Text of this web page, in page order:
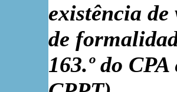
existência
de
163.º do